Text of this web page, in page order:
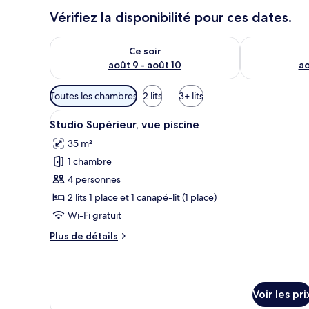
Vérifiez la disponibilité pour ces dates.
Ce soir
août 9 - août 10
Vérifier la disponibilité pour ce soir août 9 - août 10
Vérifier la
Filtres
disponibles
pour
les
chambres
Toutes les chambres 2 lits 3+ lits
Afficher
toutes
les
photos
pour
ce
type
chambre :
Une chambre d’hôtel
7
Studio Supérieur, vue piscine
35 m²
1 chambre
4 personnes
2 lits 1 place et 1 canapé-lit (1 place)
Wi-Fi gratuit
Plus de détails
Plus
Voir les